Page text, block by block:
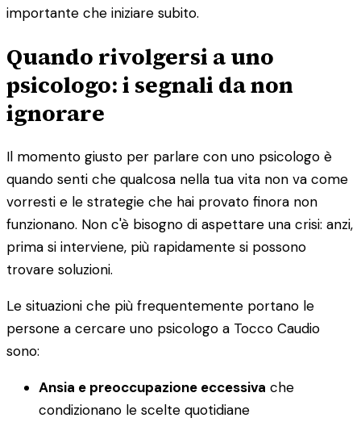
importante che iniziare subito.
Quando rivolgersi a uno
psicologo: i segnali da non
ignorare
Il momento giusto per parlare con uno psicologo è
quando senti che qualcosa nella tua vita non va come
vorresti e le strategie che hai provato finora non
funzionano. Non c'è bisogno di aspettare una crisi: anzi,
prima si interviene, più rapidamente si possono
trovare soluzioni.
Le situazioni che più frequentemente portano le
persone a cercare uno psicologo a Tocco Caudio
sono:
Ansia e preoccupazione eccessiva che
condizionano le scelte quotidiane